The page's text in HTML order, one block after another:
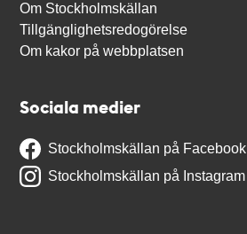
Om Stockholmskällan
Tillgänglighetsredogörelse
Om kakor på webbplatsen
Sociala medier
Stockholmskällan på Facebook
Stockholmskällan på Instagram